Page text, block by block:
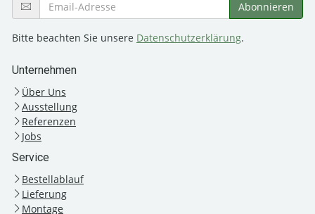
Bitte beachten Sie unsere Datenschutzerklärung.
Unternehmen
Über Uns
Ausstellung
Referenzen
Jobs
Service
Bestellablauf
Lieferung
Montage